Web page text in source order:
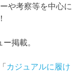
や考察等を中心に
掲載。
カジュアルに履け